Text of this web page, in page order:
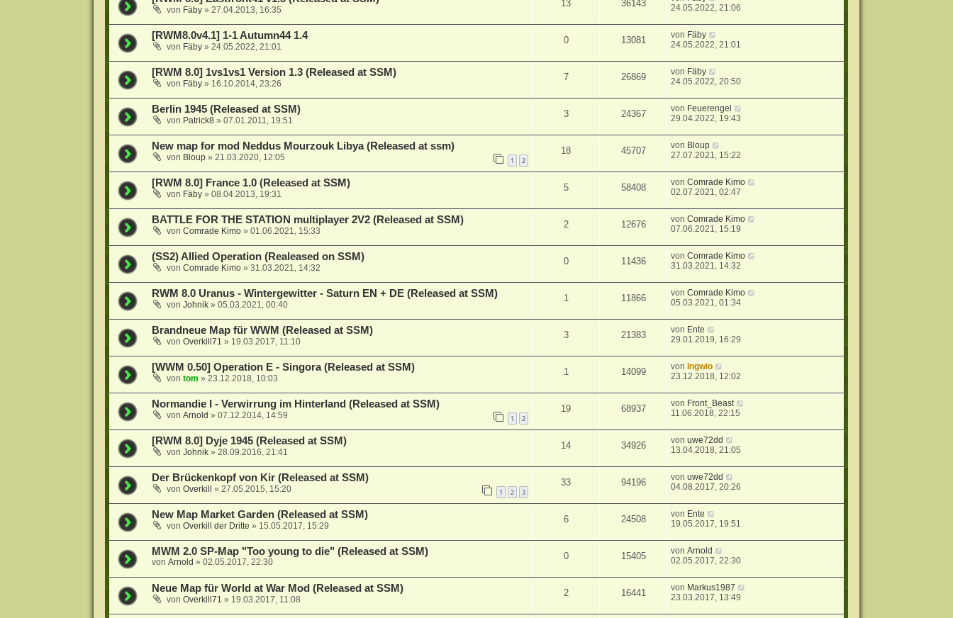
von Fäby» 27.04.2013, 16:35
13 36143
24.05.2022, 21:06
[RWM8.0v4.1] 1-1 Autumn44 1.4
von Fäby» 24.05.2022, 21:01
0 13081 von Fäby
24.05.2022, 21:01
[RWM 8.0] 1vs1vs1 Version 1.3 (Released at SSM)
von Fäby» 16.10.2014, 23:26
7 26869 von Fäby
24.05.2022, 20:50
Berlin 1945 (Released at SSM)
von Patrick8» 07.01.2011, 19:51
3 24367 von Feuerengel
29.04.2022, 19:43
New map for mod Neddus Mourzouk Libya (Released at ssm)
von Bloup» 21.03.2020, 12:05 1 2
18 45707 von Bloup
27.07.2021, 15:22
[RWM 8.0] France 1.0 (Released at SSM)
von Fäby» 08.04.2013, 19:31
5 58408 vonComrade Kimo
02.07.2021, 02:47
BATTLE FOR THE STATION multiplayer 2V2 (Released at SSM)
von Comrade Kimo» 01.06.2021, 15:33
2 12676 vonComrade Kimo
07.06.2021, 15:19
(SS2) Allied Operation (Realeased on SSM)
von Comrade Kimo» 31.03.2021, 14:32
0 11436 vonComrade Kimo
31.03.2021, 14:32
RWM 8.0 Uranus - Wintergewitter - Saturn EN + DE (Released at SSM)
von Johnik» 05.03.2021, 00:40
1 11866 vonComrade Kimo
05.03.2021, 01:34
Brandneue Map für WWM (Released at SSM)
von Overkill71 » 19.03.2017, 11:10
3 21383 von Ente
29.01.2019, 16:29
[WWM 0.50] Operation E - Singora (Released at SSM)
von tom » 23.12.2018, 10:03
1 14099 von Ingwio
23.12.2018, 12:02
Normandie I - Verwirrung im Hinterland (Released at SSM)
von Arnold » 07.12.2014, 14:59 1 2
19 68937 von Front_Beast
11.06.2018, 22:15
[RWM 8.0] Dyje 1945 (Released at SSM)
von Johnik» 28.09.2016, 21:41
14 34926 vonuwe72dd
13.04.2018, 21:05
Der Brückenkopf von Kir (Released at SSM)
von Overkill » 27.05.2015, 15:20 1 2 3
33 94196 vonuwe72dd
04.08.2017, 20:26
New Map Market Garden (Released at SSM)
von Overkill der Dritte » 15.05.2017, 15:29
6 24508 von Ente
19.05.2017, 19:51
MWM 2.0 SP-Map "Too young to die" (Released at SSM)
von Arnold » 02.05.2017, 22:30
0 15405 vonArnold
02.05.2017, 22:30
Neue Map für World at War Mod (Released at SSM)
von Overkill71 » 19.03.2017, 11:08
2 16441 von Markus1987
23.03.2017, 13:49